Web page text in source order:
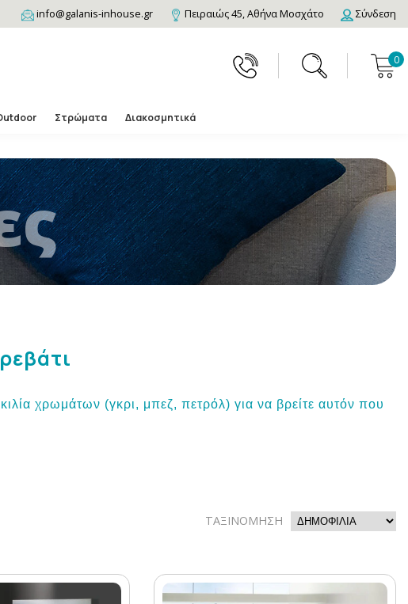
info@galanis-inhouse.gr Πειραιώς 45, Αθήνα Μοσχάτο Σύνδεση
0
Στρώματα Διακοσμητικά
χρωμάτων (γκρι, μπεζ, πετρόλ) για να βρείτε αυτόν που
ΤΑΞΙΝΟΜΗΣΗ